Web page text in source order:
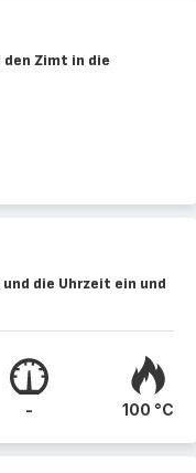
Zimt in die
die Uhrzeit ein und
- 100 °C